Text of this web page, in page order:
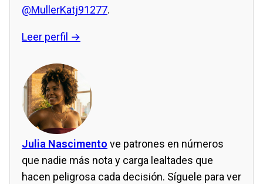
@MullerKatj91277.
Leer perfil →
Julia Nascimento ve patrones en números
que nadie más nota y carga lealtades que
hacen peligrosa cada decisión. Síguele para ver